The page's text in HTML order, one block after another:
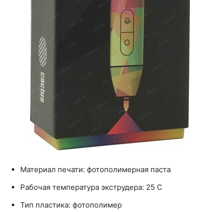
Материал печати: фотополимерная паста
Рабочая температура экструдера: 25 C
Тип пластика: фотополимер